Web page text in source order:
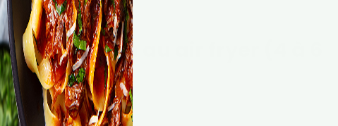
moussaka au air fryer (4 à 6